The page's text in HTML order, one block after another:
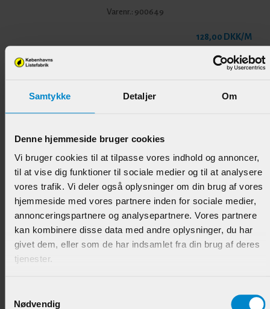
Samtykke Detaljer Om
Denne hjemmeside bruger cookies
Vi bruger cookies til at tilpasse vores indhold og annoncer,
til at vise dig funktioner til sociale medier og til at analysere
vores trafik. Vi deler også oplysninger om din brug af vores
hjemmeside med vores partnere inden for sociale medier,
annonceringspartnere og analysepartnere. Vores partnere
kan kombinere disse data med andre oplysninger, du har
givet dem, eller som de har indsamlet fra din brug af deres
tjenester.
Nødvendig
Varenr.: 900649
128,00 DKK/M
Fodpanel København - 21 x 142 mm Fyr U / S 1-2
List.
Varenr.:900615
128,00 DKK/M